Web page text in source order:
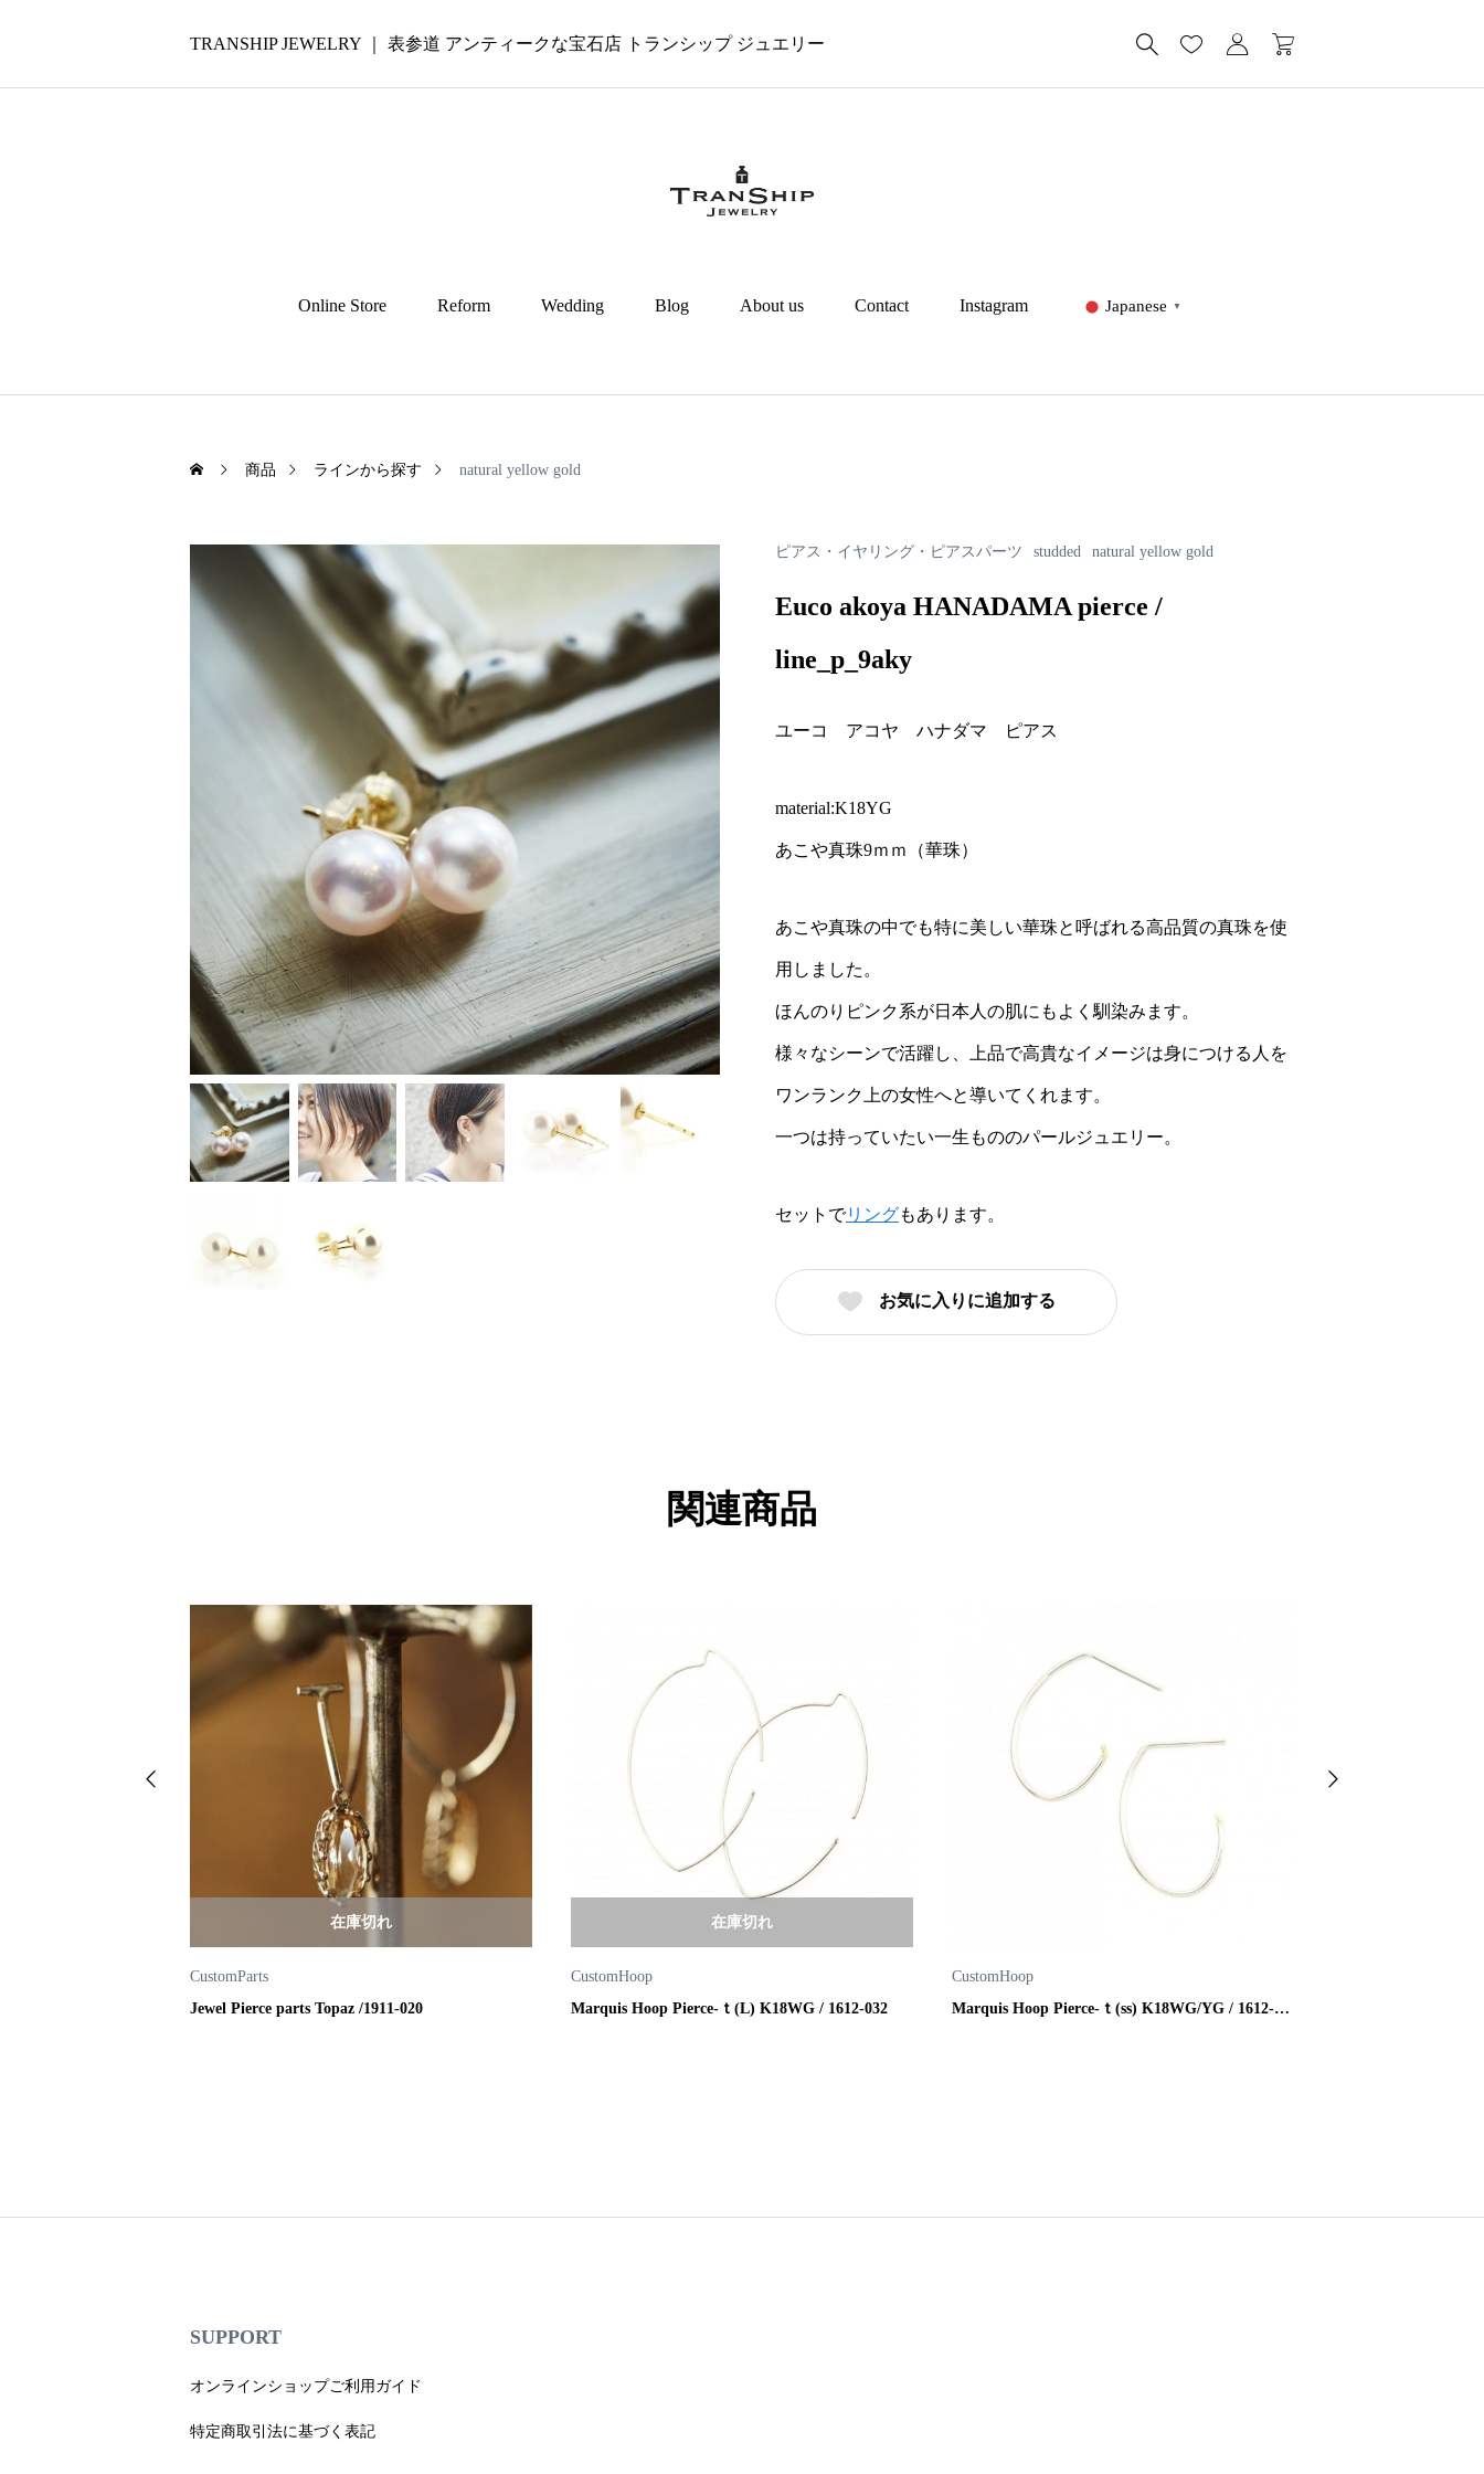
TRANSHIP JEWELRY ｜ 表参道 アンティークな宝石店 トランシップ ジュエリー
Online Store Reform Wedding Blog About us Contact Instagram Japanese ▼
商品 ラインから探す natural yellow gold
ピアス・イヤリング・ピアスパーツ studded natural yellow gold
Euco akoya HANADAMA pierce /
line_p_9aky
ユーコ アコヤ ハナダマ ピアス
material:K18YG
あこや真珠9ｍｍ（華珠）
あこや真珠の中でも特に美しい華珠と呼ばれる高品質の真珠を使
用しました。
ほんのりピンク系が日本人の肌にもよく馴染みます。
様々なシーンで活躍し、上品で高貴なイメージは身につける人を
ワンランク上の女性へと導いてくれます。
一つは持っていたい一生もののパールジュエリー。
セットでリングもあります。
お気に入りに追加する
関連商品
CustomParts
Jewel Pierce parts Topaz /1911-020
在庫切れ
CustomHoop
Marquis Hoop Pierce-ｔ(L) K18WG / 1612-032
在庫切れ
CustomHoop
Marquis Hoop Pierce-ｔ(ss) K18WG/YG / 1612-
SUPPORT
オンラインショップご利用ガイド
特定商取引法に基づく表記